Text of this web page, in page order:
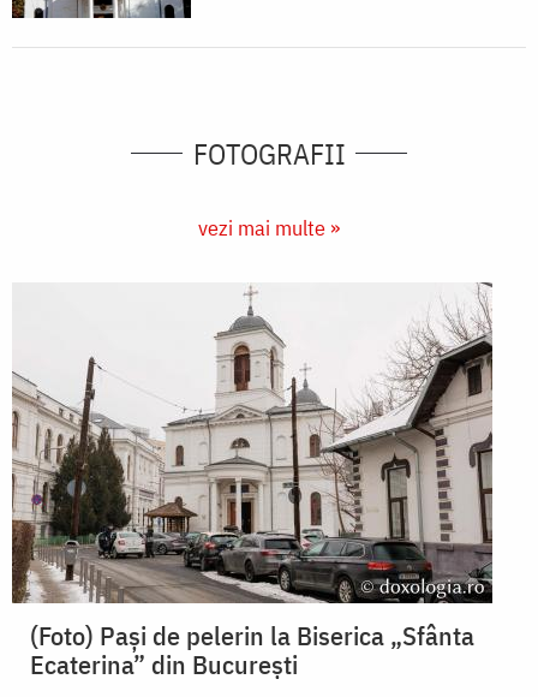
FOTOGRAFII
vezi mai multe »
(Foto) Pași de pelerin la Biserica „Sfânta
Ecaterina” din București